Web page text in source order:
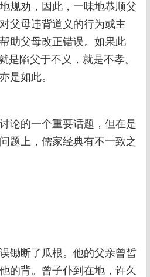
规劝，因此，一味地恭顺父
父母违背道义的行为或主
助父母改正错误。如果此
是陷父于不义，就是不孝。
是如此。
论的一个重要话题，但在是
题上，儒家经典有不一致之
锄断了瓜根。他的父亲曾皙
的背。曾子仆到在地，许久